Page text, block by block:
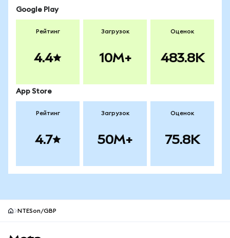
Google Play
Рейтинг
4.4
Загрузок
10M+
Оценок
483.8K
App Store
Рейтинг
4.7
Загрузок
50M+
Оценок
75.8K
NTESon/GBP